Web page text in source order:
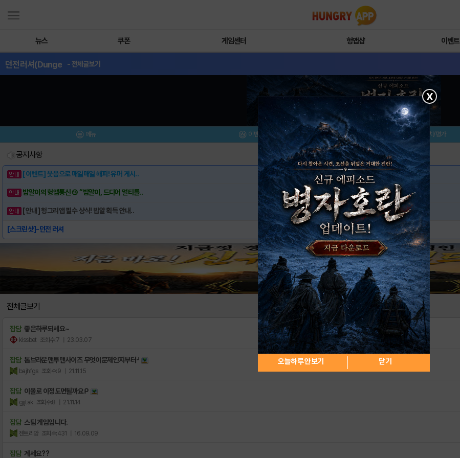
뉴스 쿠폰 게임센터 헝앱샵 이벤트
던전러셔(Dunge - 전체글보기
메뉴 이벤트/미션 설치/평가
공지사항
[이벤트] 웃음으로 매일매일 해피! 유머 게시..
밥알이의 헝앱통신 ⑲ “밥알이, 드디어 멀티를..
[안내] 헝그리앱 필수 상식! 밥알 획득 안내..
[스크린샷]-던전 러셔
전체글보기
잡담 좋은하루되세요~
kissbet 조회수:7 | 23.03.07
잡담 톰브라운맨투맨사이즈 무엇이문제인지부터ᒢ
bajhfgs 조회수:9 | 21.11.15
잡담 이올로 이정도면될까요ᑭ
gjjtak 조회수:8 | 21.11.14
잡담 스팀 게임입니다.
젠트리앙 조회수:431 | 16.09.09
잡담 계세요??
X
오늘하루 안보기 닫기